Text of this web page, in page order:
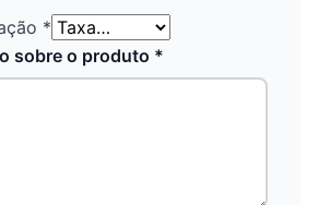
*
sobre o produto *